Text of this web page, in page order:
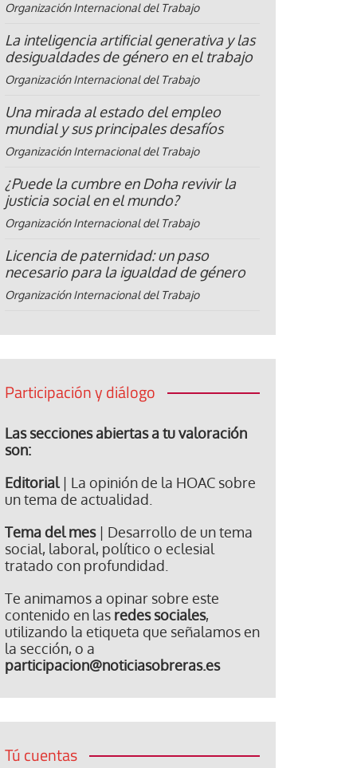
Organización Internacional del Trabajo
La inteligencia artificial generativa y las
desigualdades de género en el trabajo
Organización Internacional del Trabajo
Una mirada al estado del empleo
mundial y sus principales desafíos
Organización Internacional del Trabajo
¿Puede la cumbre en Doha revivir la
justicia social en el mundo?
Organización Internacional del Trabajo
Licencia de paternidad: un paso
necesario para la igualdad de género
Organización Internacional del Trabajo
Participación y diálogo
Las secciones abiertas a tu valoración
son:
Editorial| La opinión de la HOAC sobre
un tema de actualidad.
Tema del mes| Desarrollo de un tema
social, laboral, político o eclesial
tratado con profundidad.
Te animamos a opinar sobre este
contenido en las redes sociales,
utilizando la etiqueta que señalamos en
la sección, o a
participacion@noticiasobreras.es
Tú cuentas